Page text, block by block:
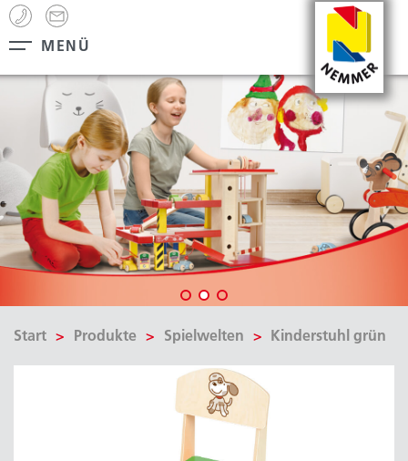
MENÜ
Start Produkte Spielwelten Kinderstuhl grün